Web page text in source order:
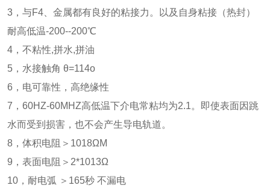
3，与F4、金属都有良好的粘接力。以及自身粘接（热封）
耐高低温-200--200℃
4，不粘性,拼水,拼油
5，水接触角 θ=114о
6，电可靠性，高绝缘性
7，60HZ-60MHZ高低温下介电常粘均为2.1。即使表面因跳
水而受到损害，也不会产生导电轨道。
8，体积电阻＞1018ΩM
9，表面电阻＞2*1013Ω
10，耐电弧 ＞165秒 不漏电